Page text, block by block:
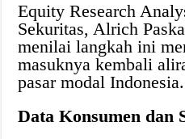
Equity Research
Sekuritas, Alrich
menilai langkah ini
masuknya kembali
pasar modal Indonesia.
Data Konsumen dan